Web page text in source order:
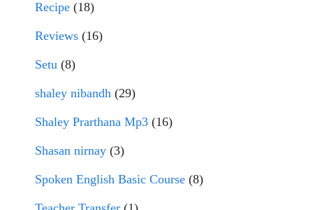
Recipe (18)
Reviews (16)
Setu (8)
shaley nibandh (29)
Shaley Prarthana Mp3 (16)
Shasan nirnay (3)
Spoken English Basic Course (8)